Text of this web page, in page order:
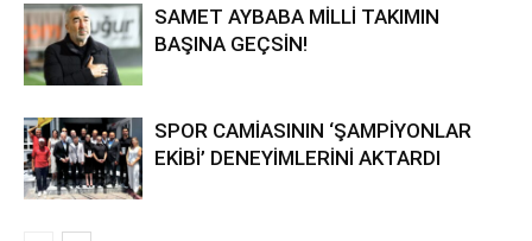
SAMET AYBABA MİLLİ TAKIMIN
BAŞINA GEÇSİN!
SPOR CAMİASININ ‘ŞAMPİYONLAR
EKİBİ’ DENEYİMLERİNİ AKTARDI